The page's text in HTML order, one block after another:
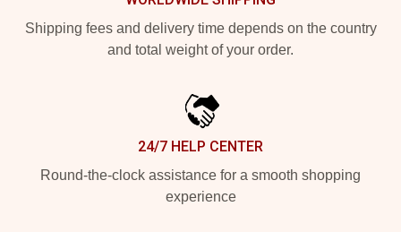
Shipping fees and delivery time depends on the country
and total weight of your order.
24/7 HELP CENTER
Round-the-clock assistance for a smooth shopping
experience